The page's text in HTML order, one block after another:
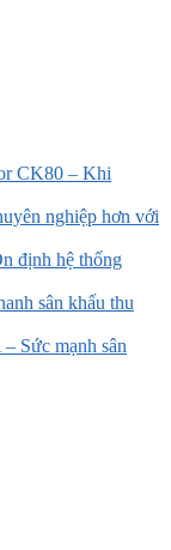
CK80 – Khi
nghiệp hơn với
định hệ thống
sân khấu thu
Sức mạnh sân